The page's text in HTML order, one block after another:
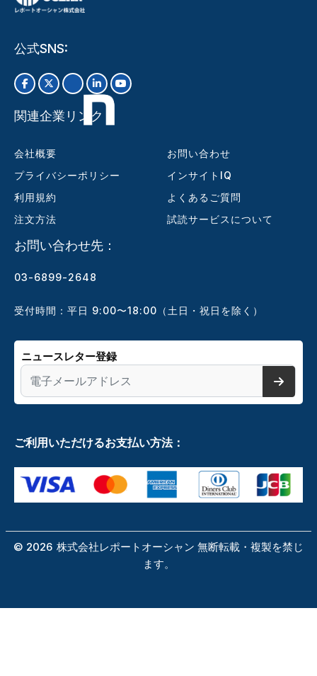
公式SNS:
関連企業リンク
会社概要
プライバシーポリシー
利用規約
注文方法
お問い合わせ
インサイトIQ
よくあるご質問
試読サービスについて
お問い合わせ先：
03-6899-2648
受付時間：平日 9:00〜18:00（土日・祝日を除く）
ニュースレター登録
ご利用いただけるお支払い方法：
© 2026 株式会社レポートオーシャン 無断転載・複製を禁じ
ます。